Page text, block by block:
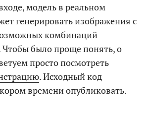
модель в реальном
генерировать изображения с
комбинаций
Чтобы было проще понять, о
просто посмотреть
. Исходный код
времени опубликовать.